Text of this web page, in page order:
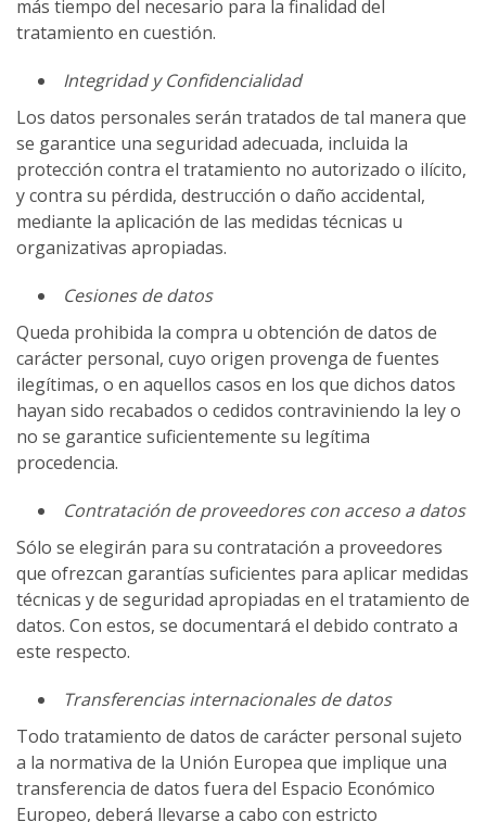
más tiempo del necesario para la finalidad del
tratamiento en cuestión.
Integridad y Confidencialidad
Los datos personales serán tratados de tal manera que
se garantice una seguridad adecuada, incluida la
protección contra el tratamiento no autorizado o ilícito,
y contra su pérdida, destrucción o daño accidental,
mediante la aplicación de las medidas técnicas u
organizativas apropiadas.
Cesiones de datos
Queda prohibida la compra u obtención de datos de
carácter personal, cuyo origen provenga de fuentes
ilegítimas, o en aquellos casos en los que dichos datos
hayan sido recabados o cedidos contraviniendo la ley o
no se garantice suficientemente su legítima
procedencia.
Contratación de proveedores con acceso a datos
Sólo se elegirán para su contratación a proveedores
que ofrezcan garantías suficientes para aplicar medidas
técnicas y de seguridad apropiadas en el tratamiento de
datos. Con estos, se documentará el debido contrato a
este respecto.
Transferencias internacionales de datos
Todo tratamiento de datos de carácter personal sujeto
a la normativa de la Unión Europea que implique una
transferencia de datos fuera del Espacio Económico
Europeo, deberá llevarse a cabo con estricto